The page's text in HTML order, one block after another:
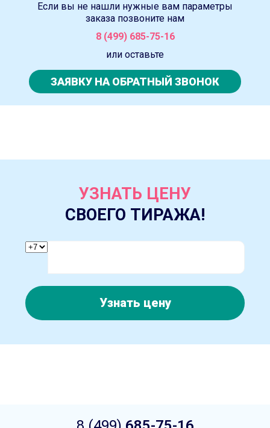
Если вы не нашли нужные вам параметры
заказа позвоните нам
8 (499) 685-75-16
или оставьте
ЗАЯВКУ НА ОБРАТНЫЙ ЗВОНОК
УЗНАТЬ ЦЕНУ
СВОЕГО ТИРАЖА!
Узнать цену